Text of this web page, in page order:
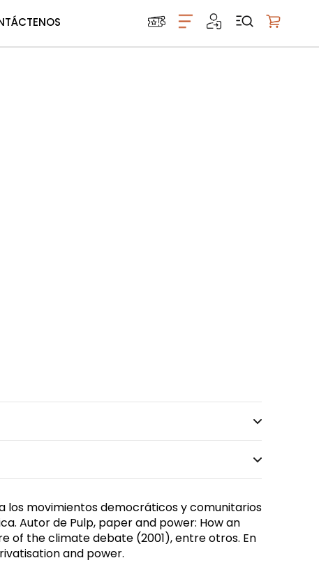
los movimientos democráticos y comunitarios
Autor de Pulp, paper and power: How an
of the climate debate (2001), entre otros. En
and power.